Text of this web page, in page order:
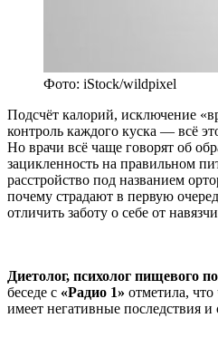
Фото: iStock/wildpixel
Подсчёт калорий, исключение
контроль каждого куска — всё
Но врачи всё чаще говорят об
зацикленность на правильном
расстройство под названием
почему страдают в первую
отличить заботу о себе от
Диетолог, психолог пищевого
беседе с «Радио 1» отметила,
имеет негативные последствия и